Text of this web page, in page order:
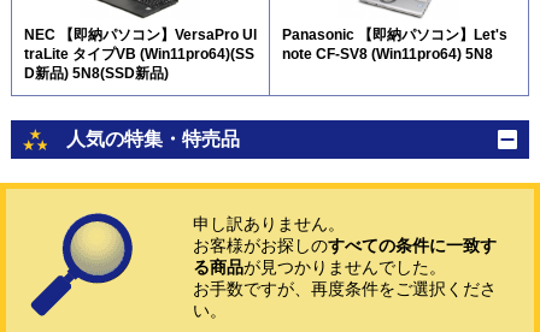
NEC 【即納パソコン】VersaPro Ul
traLite タイプVB (Win11pro64)(SS
D新品) 5N8(SSD新品)
Panasonic 【即納パソコン】Let's
note CF-SV8 (Win11pro64) 5N8
人気の特集・特売品
申し訳ありません。
お客様がお探しのすべての条件に一致す
る商品が見つかりませんでした。
お手数ですが、再度条件をご選択くださ
い。